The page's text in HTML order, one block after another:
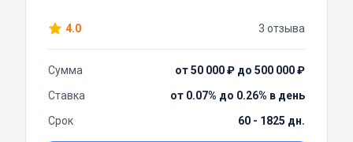
4.0 3 отзыва
Сумма
от 50 000 ₽ до 500 000 ₽
Ставка
от 0.07% до 0.26% в день
Срок
60 - 1825 дн.